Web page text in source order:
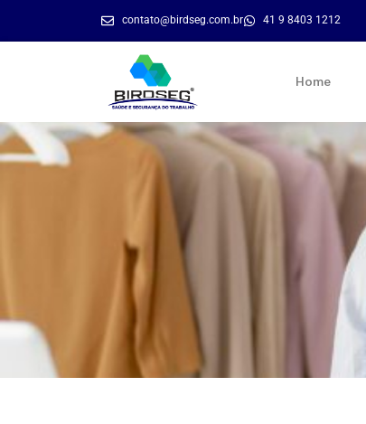
contato@birdseg.com.br 41 9 8403 1212
Home